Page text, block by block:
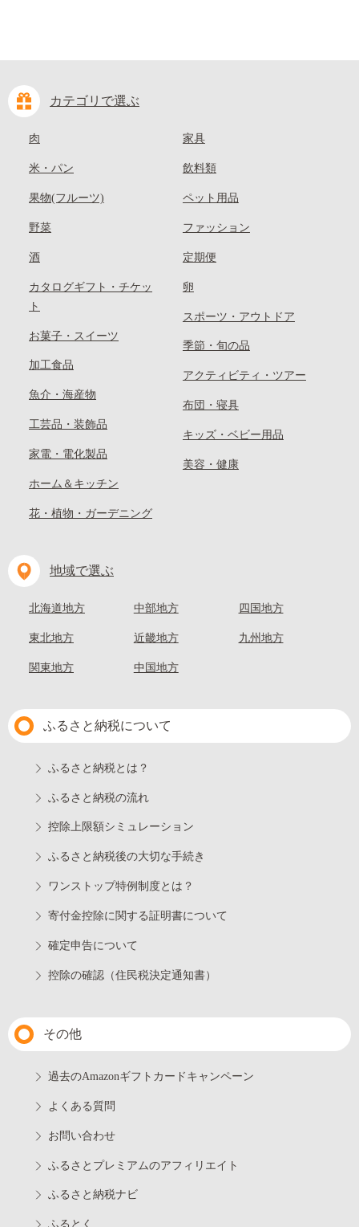
カテゴリで選ぶ
肉
米・パン
果物(フルーツ)
野菜
酒
カタログギフト・チケッ
ト
お菓子・スイーツ
加工食品
魚介・海産物
工芸品・装飾品
家電・電化製品
ホーム＆キッチン
花・植物・ガーデニング
家具
飲料類
ペット用品
ファッション
定期便
卵
スポーツ・アウトドア
季節・旬の品
アクティビティ・ツアー
布団・寝具
キッズ・ベビー用品
美容・健康
地域で選ぶ
北海道地方
東北地方
関東地方
中部地方
近畿地方
中国地方
四国地方
九州地方
ふるさと納税について
ふるさと納税とは？
ふるさと納税の流れ
控除上限額シミュレーション
ふるさと納税後の大切な手続き
ワンストップ特例制度とは？
寄付金控除に関する証明書について
確定申告について
控除の確認（住民税決定通知書）
その他
過去のAmazonギフトカードキャンペーン
よくある質問
お問い合わせ
ふるさとプレミアムのアフィリエイト
ふるさと納税ナビ
ふるとく